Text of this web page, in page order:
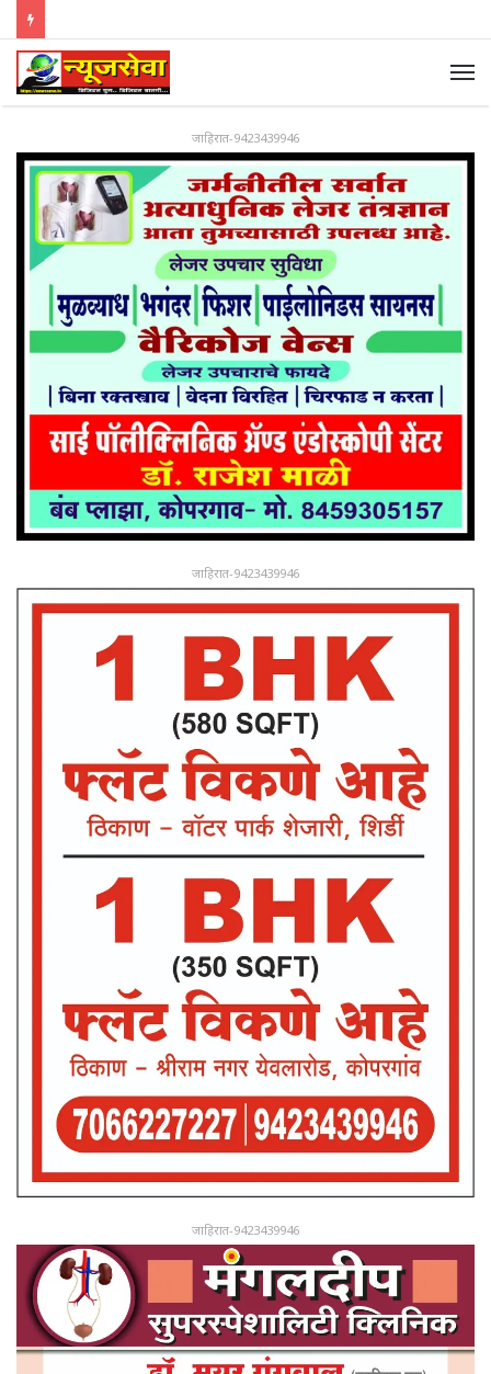
जाहिरात-9423439946
जाहिरात-9423439946
जाहिरात-9423439946